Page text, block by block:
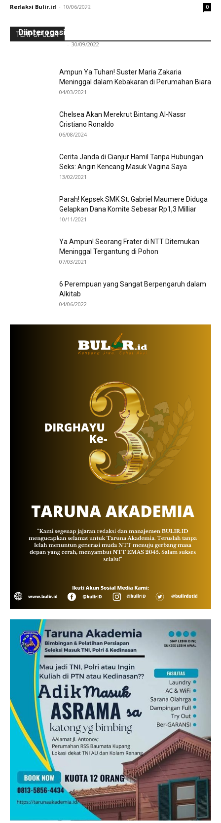
Redaksi Bulir.id - 10/06/2022 0
TERPOPULER
Ini Kronologinya! Diduga Teriaki Kata Sambo,
Diinterogasi Aparat Polres Sikka
- 30/09/2022
Ampun Ya Tuhan! Suster Maria Zakaria
Meninggal dalam Kebakaran di Perumahan Biara
04/03/2021
Chelsea Akan Merekrut Bintang Al-Nassr
Cristiano Ronaldo
06/08/2024
Cerita Janda di Cianjur Hamil Tanpa Hubungan
Seks: Angin Kencang Masuk Vagina Saya
13/02/2021
Parah! Kepsek SMK St. Gabriel Maumere Diduga
Gelapkan Dana Komite Sebesar Rp1,3 Milliar
10/11/2021
Ya Ampun! Seorang Frater di NTT Ditemukan
Meninggal Tergantung di Pohon
07/03/2021
6 Perempuan yang Sangat Berpengaruh dalam
Alkitab
04/06/2022